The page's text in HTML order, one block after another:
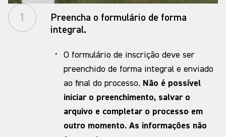
1
Preencha o formulário de forma
integral.
·
O formulário de inscrição deve ser
preenchido de forma integral e enviado
ao final do processo. Não é possível
iniciar o preenchimento, salvar o
arquivo e completar o processo em
outro momento. As informações não